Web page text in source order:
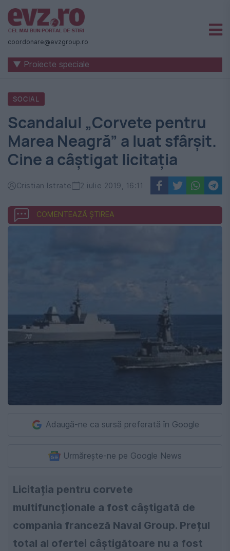
Știri
naționale
internaționale
România
-
Evenimentul
Zilei
coordonare@evzgroup.ro
▼ Proiecte speciale
SOCIAL
Scandalul „Corvete pentru
Marea Neagră” a luat sfârșit.
Cine a câștigat licitația
Cristian Istrate 2 iulie 2019, 16:11
COMENTEAZĂ ȘTIREA
Adaugă-ne ca sursă preferată în Google
Urmărește-ne pe Google News
Licitația pentru corvete
multifuncționale a fost câștigată de
compania franceză Naval Group. Prețul
total al ofertei câștigătoare nu a fost